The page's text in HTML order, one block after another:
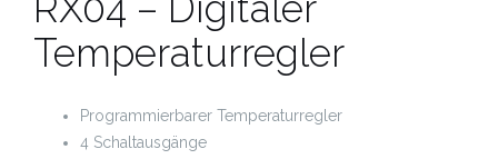
Temperaturregler
Programmierbarer Temperaturregler
4 Schaltausgänge